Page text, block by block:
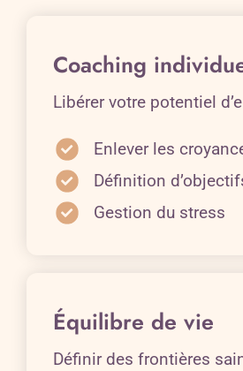
Coaching
Libérer votre potentiel
Enlever les
Définition
Gestion du stress
Équilibre de vie
Définir des frontières